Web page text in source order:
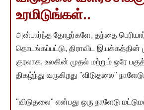
உரமிடுங்கள்..
அன்பார்ந்த தோழர்களே, தந்தை
தொடங்கப்பட்டு, திராவிட
குரலாக, உலகின் முதல் மற்றும் ஒரே
திகழ்ந்து வருகிறது "விடுதலை"
"விடுதலை" என்பது ஒரு நாளேடு